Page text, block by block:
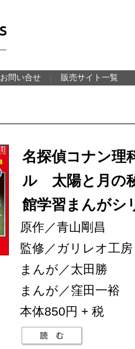
お問い合せ 販売サイト一覧
名探偵コナン理
ル 太陽と月の
館学習まんがシ
原作／青山剛昌
監修／ガリレオ工房
まんが／太田勝
まんが／窪田一裕
本体850円 + 税